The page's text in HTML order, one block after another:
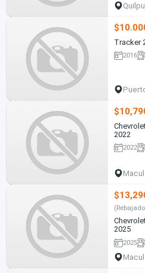
Tracker
2016
2022
2022
Macul
2025
2025
Macul